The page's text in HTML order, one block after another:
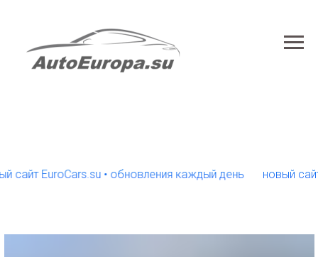
EuroCars.su • обновления каждый день новый сайт